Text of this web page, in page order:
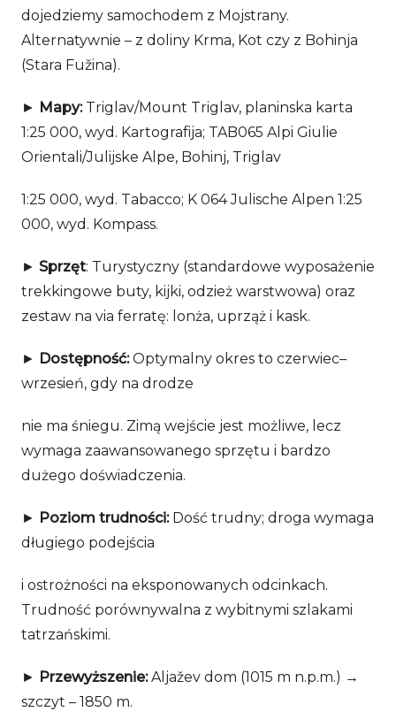
dojedziemy samochodem z Mojstrany.
Alternatywnie – z doliny Krma, Kot czy z Bohinja
(Stara Fužina).
► Mapy: Triglav/Mount Triglav, planinska karta
1:25 000, wyd. Kartografija; TAB065 Alpi Giulie
Orientali/Julijske Alpe, Bohinj, Triglav
1:25 000, wyd. Tabacco; K 064 Julische Alpen 1:25
000, wyd. Kompass.
► Sprzęt: Turystyczny (standardowe wyposażenie
trekkingowe buty, kijki, odzież warstwowa) oraz
zestaw na via ferratę: lonża, uprząż i kask.
► Dostępność:Optymalny okres to czerwiec–
wrzesień, gdy na drodze
nie ma śniegu. Zimą wejście jest możliwe, lecz
wymaga zaawansowanego sprzętu i bardzo
dużego doświadczenia.
► Poziom trudności: Dość trudny; droga wymaga
długiego podejścia
i ostrożności na eksponowanych odcinkach.
Trudność porównywalna z wybitnymi szlakami
tatrzańskimi.
► Przewyższenie:Aljažev dom (1015 m n.p.m.) →
szczyt – 1850 m.